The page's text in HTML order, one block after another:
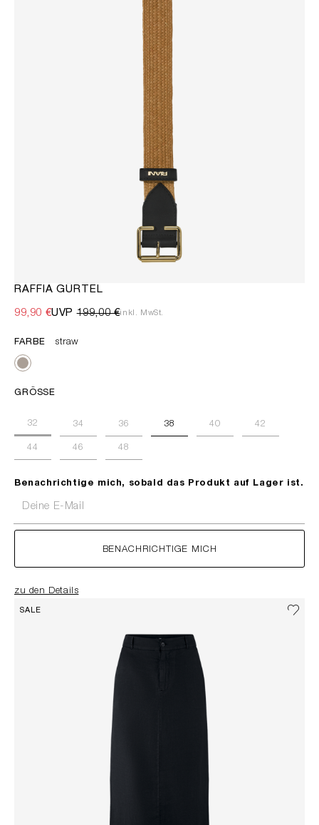
RAFFIA GÜRTEL
99,90 €UVP199,00 €inkl. MwSt.
FARBE straw
GRÖSSE
32 34 36 38 40 42
44 46 48
Benachrichtige mich, sobald das Produkt auf Lager ist.
BENACHRICHTIGE MICH
zu den Details
SALE